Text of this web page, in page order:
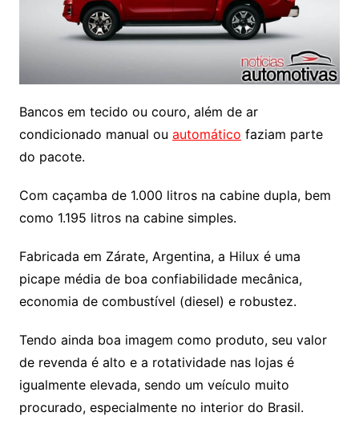
Bancos em tecido ou couro, além de ar
condicionado manual ou automático faziam parte
do pacote.
Com caçamba de 1.000 litros na cabine dupla, bem
como 1.195 litros na cabine simples.
Fabricada em Zárate, Argentina, a Hilux é uma
picape média de boa confiabilidade mecânica,
economia de combustível (diesel) e robustez.
Tendo ainda boa imagem como produto, seu valor
de revenda é alto e a rotatividade nas lojas é
igualmente elevada, sendo um veículo muito
procurado, especialmente no interior do Brasil.